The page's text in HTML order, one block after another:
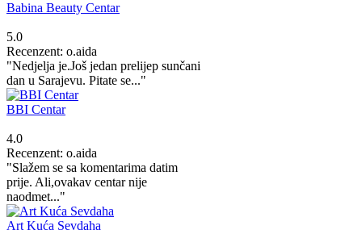
Babina Beauty Centar
5.0
Recenzent: o.aida
"Nedjelja je.Još jedan prelijep sunčani
dan u Sarajevu. Pitate se..."
BBI Centar
4.0
Recenzent: o.aida
"Slažem se sa komentarima datim
prije. Ali,ovakav centar nije
naodmet..."
Art Kuća Sevdaha